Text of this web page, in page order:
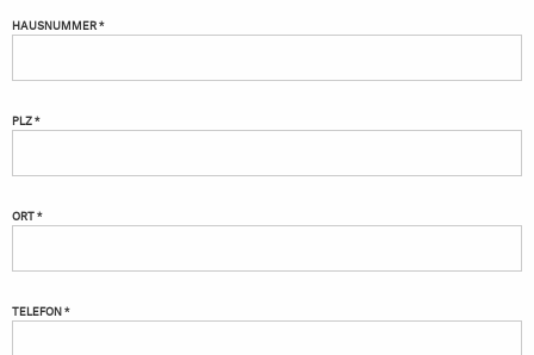
HAUSNUMMER *
PLZ *
ORT *
TELEFON *